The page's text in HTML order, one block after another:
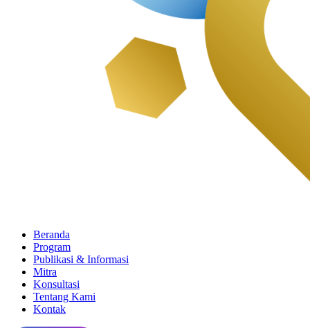
Beranda
Program
Publikasi & Informasi
Mitra
Konsultasi
Tentang Kami
Kontak